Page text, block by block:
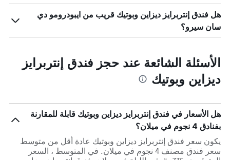
هل فندق إنتربرايز ديزاين وبوتيك قريب من ايبودرومو دي
سان سيرو؟
الأسئلة الشائعة عند حجز فندق إنتربرايز
ديزاين وبوتيك
هل الأسعار في فندق إنتربرايز ديزاين وبوتيك قابلة للمقارنة
بفنادق 4 نجوم في ميلان؟
يكون سعر فندق إنتربرايز ديزاين وبوتيك عادة أقل من متوسط ​​
سعر فندق مصنف 4 نجوم في ميلان. في المتوسط ، السعر